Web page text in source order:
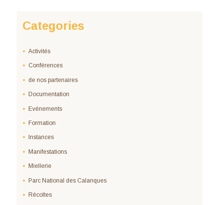
Categories
Activités
Conférences
de nos partenaires
Documentation
Evénements
Formation
Instances
Manifestations
Miellerie
Parc National des Calanques
Récoltes